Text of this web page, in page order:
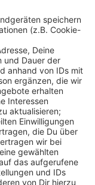
ins
wieder nach
auf eine
zunächst auf
um und
keine
sofort
am Sonntag
Ralf Derlas